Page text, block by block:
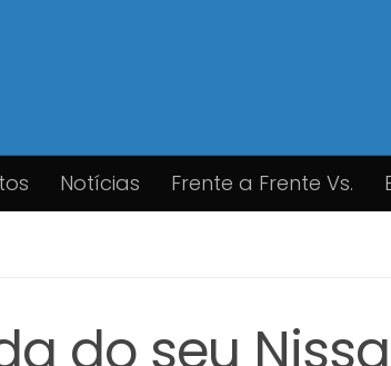
Notícias Frente a Frente Vs.
do seu